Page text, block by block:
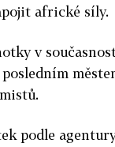
africké síly.
v
podle